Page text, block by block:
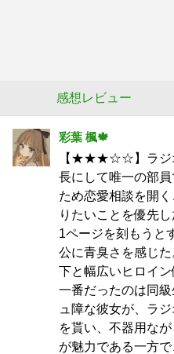
感想レビュー
彩葉 楓🍁
【★★★☆☆】ラジ
長にして唯一の部
ため恋愛相談を開
りたいことを優先
1ページを刻もうと
公に青臭さを感じ
下と幅広いヒロイ
一番だったのは同
ュ障な彼女が、ラ
を貰い、不器用な
が魅力である一方